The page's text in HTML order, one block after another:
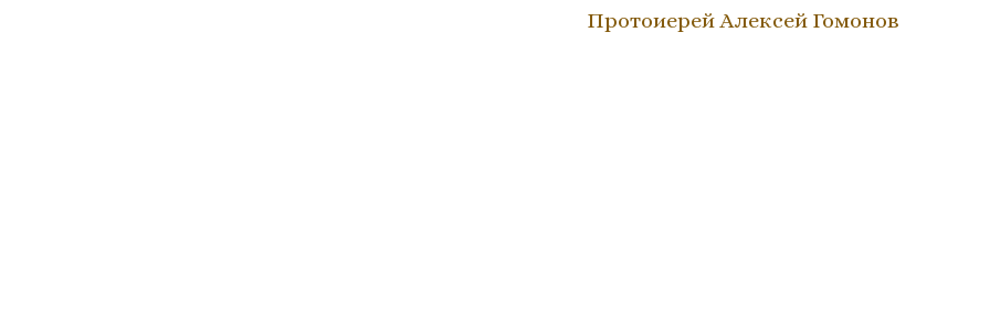
Протоиерей Алексей Гомонов